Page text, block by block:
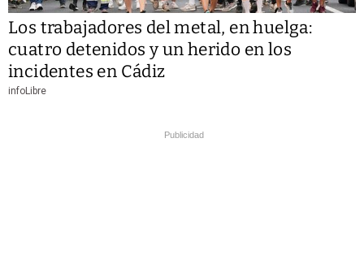
Los trabajadores del metal, en huelga:
cuatro detenidos y un herido en los
incidentes en Cádiz
infoLibre
Publicidad